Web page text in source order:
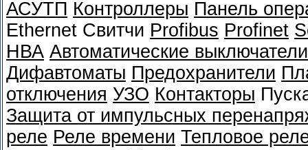
АСУТП Контроллеры Панель
Ethernet Свитчи Profibus Profinet
НВА Автоматические выключатели
Дифавтоматы Предохранители
отключения УЗО Контакторы
Защита от импульсных
реле Реле времени Тепловое